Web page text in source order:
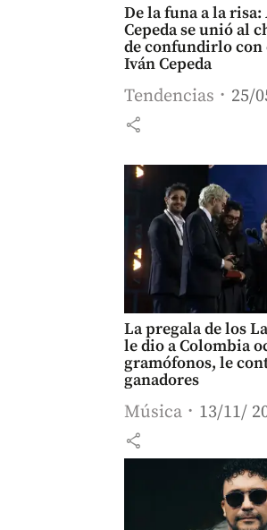
De la funa a la risa:
Cepeda se unió al
de confundirlo con
Iván Cepeda
Tendencias 25/
share
La pregala de los
le dio a Colombia
gramófonos, le
ganadores
Música 13/11/
share